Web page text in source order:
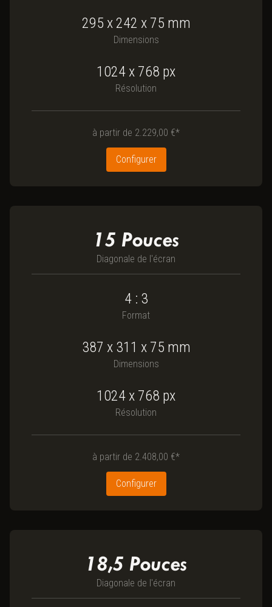
Dimensions
295 x242 x 75 mm
Résolution
1024 x 768 px
à partir de 2.229,00 €*
Configurer
Diagonale de l'écran
15 Pouces
Format
4 : 3
Dimensions
387 x 311 x 75 mm
Résolution
1024 x 768 px
à partir de 2.408,00 €*
Configurer
Diagonale de l'écran
18,5 Pouces